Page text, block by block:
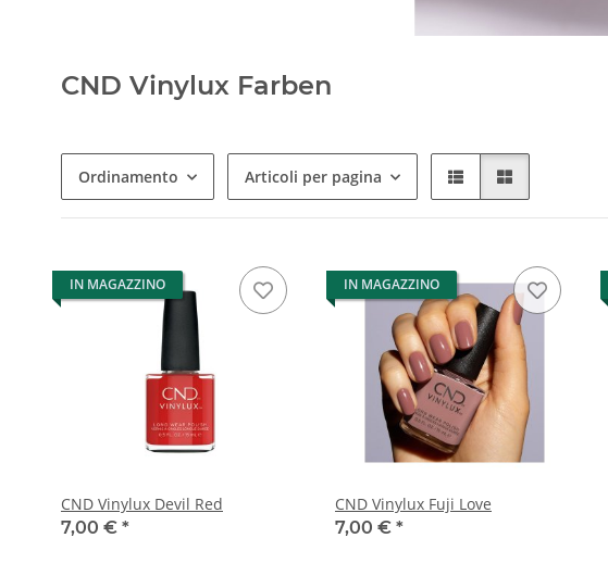
CND Vinylux Farben
Ordinamento Articoli per pagina
IN MAGAZZINO
CND Vinylux Devil Red
7,00 € *
IN MAGAZZINO
CND Vinylux Fuji Love
7,00 € *